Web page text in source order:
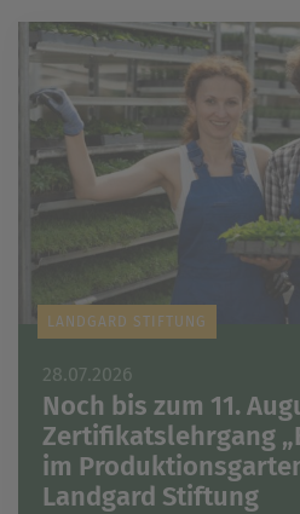
LANDGARD STIFTUNG
28.07.2026
Noch bis zum 11.
Zertifikatslehrgang
im
Landgard Stiftung